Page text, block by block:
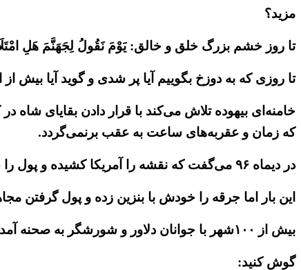
مزید؟
تا روز خشم بزرگ خلق و خالق: یَوْمَ نَقُولُ لِجَهَنَّمَ هَلِ
تا روزی که به دوزخ بگوییم آیا پر شدی و گوید آیا بیش
خامنه‌ای بیهوده تلاش می‌کند با قرار دادن بقایای شاه
که زمان و عقربه‌های ساعت به عقب برنمی‌گردد.
در دیماه ۹۶ می‌گفت که نقشه را آمریکا کشیده و پول را عربستان داده و اجرا بر عهده مجاهدین است.
این بار اما جرقه را خودش با بنزین زده و پول گرفتن
بیش از ۱۰۰شهر با جوانان دلاور و شورشگر به صحنه آمدند. سرکردگانش می‌گویند وقتی مردم به صحنه می‌آیند لباس‌شخصی هم دیگر اثر ندارد!
گوش کنید: